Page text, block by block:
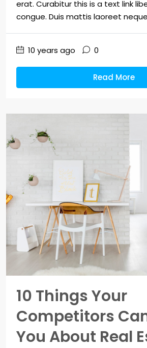
erat. Curabitur this is a text link
congue. Duis mattis laoreet
10 years ago 0
Read More
10 Things Your
Competitors
You About Real